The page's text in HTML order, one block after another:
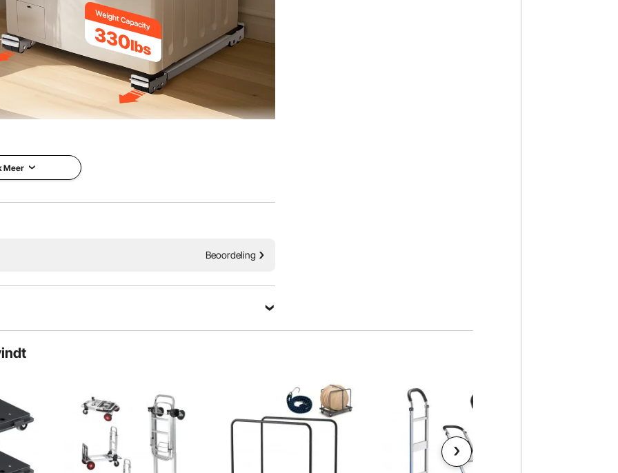
je zorgen hoeft te maken dat er iets valt of morst.
remontwerp van deze wasmachinestandaard
goed aan uw vloeren aan.
Meer
Beoordeling